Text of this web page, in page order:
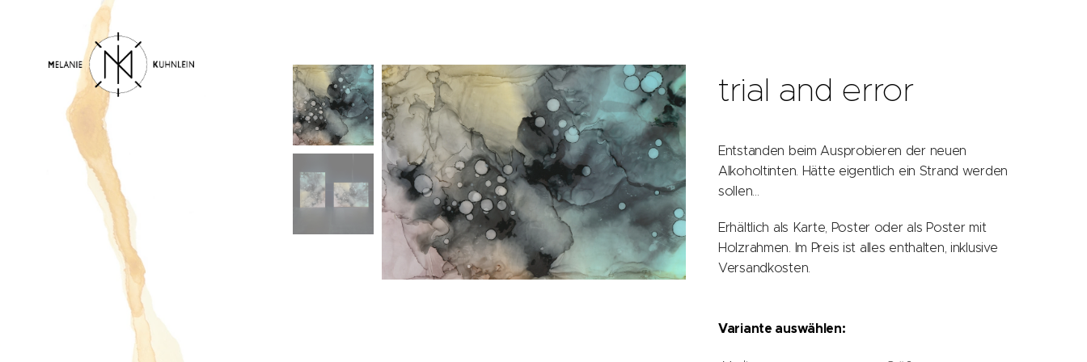
trial and error
Entstanden beim Ausprobieren der neuen
Alkoholtinten. Hätte eigentlich ein Strand werden
sollen...
Erhältlich als Karte, Poster oder als Poster mit
Holzrahmen. Im Preis ist alles enthalten, inklusive
Versandkosten.
Variante auswählen: